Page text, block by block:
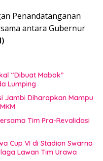
Penandatanganan
antara Gubernur
“Dibuat Mabok”
Lumping
Jambi Diharapkan Mampu
Tim Pra-Revalidasi
Cup VI di Stadion Swarna
Lawan Tim Urawa